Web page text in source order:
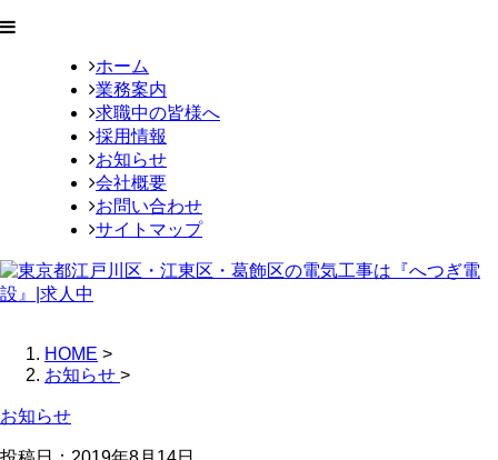
ホーム
業務案内
求職中の皆様へ
採用情報
お知らせ
会社概要
お問い合わせ
サイトマップ
HOME >
お知らせ >
お知らせ